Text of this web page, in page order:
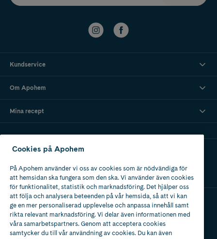
Kundservice
Om Apohem
Mina recept
Ladda ner vår app
Apotek med tillstånd
av Läkemedelsverket
Cookies på Apohem
På Apohem använder vi oss av cookies som är nödvändiga för
att hemsidan ska fungera som den ska. Vi använder även cookies
för funktionalitet, statistik och marknadsföring. Det hjälper oss
att följa och analysera beteenden på vår hemsida, så att vi kan
ge en mer personaliserad upplevelse och anpassa innehåll samt
rikta relevant marknadsföring. Vi delar även informationen med
våra samarbetspartners. Genom att acceptera cookies
samtycker du till vår användning av cookies. Du kan även